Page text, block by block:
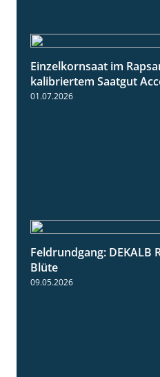
Einzelkornsaat im
kalibriertem Saatgut
01.07.2026
Feldrundgang: DEKALB
Blüte
09.05.2026